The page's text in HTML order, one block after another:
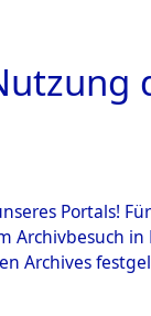
Portals!
Archives